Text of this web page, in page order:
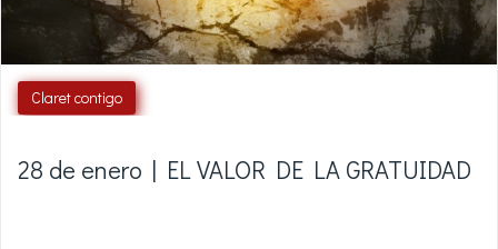
Claret contigo
28 de enero | EL VALOR DE LA GRATUIDAD